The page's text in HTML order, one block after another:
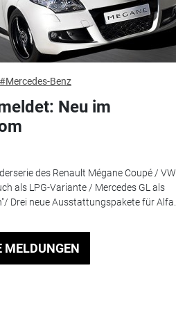
#Mercedes-Benz
Neu im
des Renault Mégane Coupé / VW
als LPG-Variante / Mercedes GL als
Drei neue Ausstattungspakete für Alfa...
MELDUNGEN